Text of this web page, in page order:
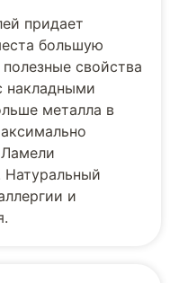
придает
большую
свойства
накладными
металла в
Натуральный
и